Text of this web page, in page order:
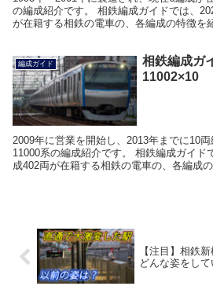
の編成紹介です。 相鉄編成ガイドでは、
が在籍する相鉄の電車の、各編成の特徴を
編成ガイド
相鉄編成ガ
11002×10
2009年に営業を開始し、2013年までに10
11000系の編成紹介です。 相鉄編成ガイド
成402両が在籍する相鉄の電車の、各編成
【注目】相鉄
どんな姿をして